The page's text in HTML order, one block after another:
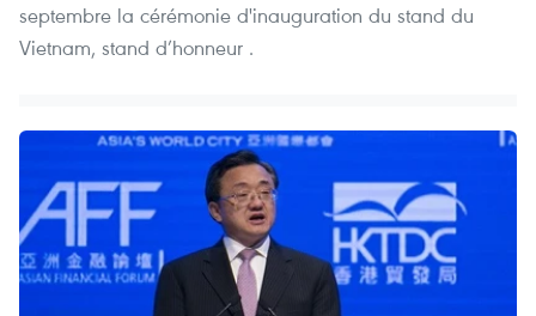
septembre la cérémonie d'inauguration du stand du
Vietnam, stand d’honneur .